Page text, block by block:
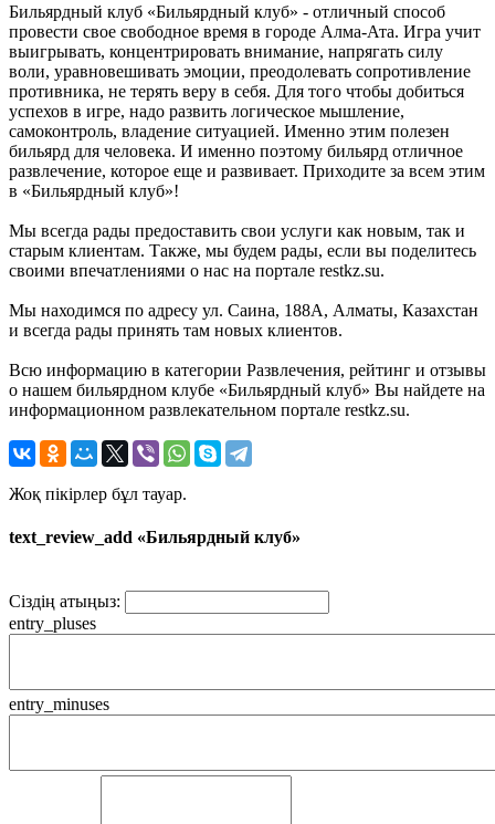
Бильярдный клуб «Бильярдный клуб» - отличный способ
провести свое свободное время в городе Алма-Ата. Игра учит
выигрывать, концентрировать внимание, напрягать силу
воли, уравновешивать эмоции, преодолевать сопротивление
противника, не терять веру в себя. Для того чтобы добиться
успехов в игре, надо развить логическое мышление,
самоконтроль, владение ситуацией. Именно этим полезен
бильярд для человека. И именно поэтому бильярд отличное
развлечение, которое еще и развивает. Приходите за всем этим
в «Бильярдный клуб»!
Мы всегда рады предоставить свои услуги как новым, так и
старым клиентам. Также, мы будем рады, если вы поделитесь
своими впечатлениями о нас на портале restkz.su.
Мы находимся по адресу ул. Саина, 188А, Алматы, Казахстан
и всегда рады принять там новых клиентов.
Всю информацию в категории Развлечения, рейтинг и отзывы
о нашем бильярдном клубе «Бильярдный клуб» Вы найдете на
информационном развлекательном портале restkz.su.
Жоқ пікірлер бұл тауар.
text_review_add «Бильярдный клуб»
Сіздің атыңыз:
entry_pluses
entry_minuses